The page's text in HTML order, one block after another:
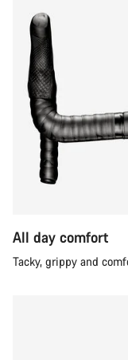
All day comfort
Tacky, grippy and